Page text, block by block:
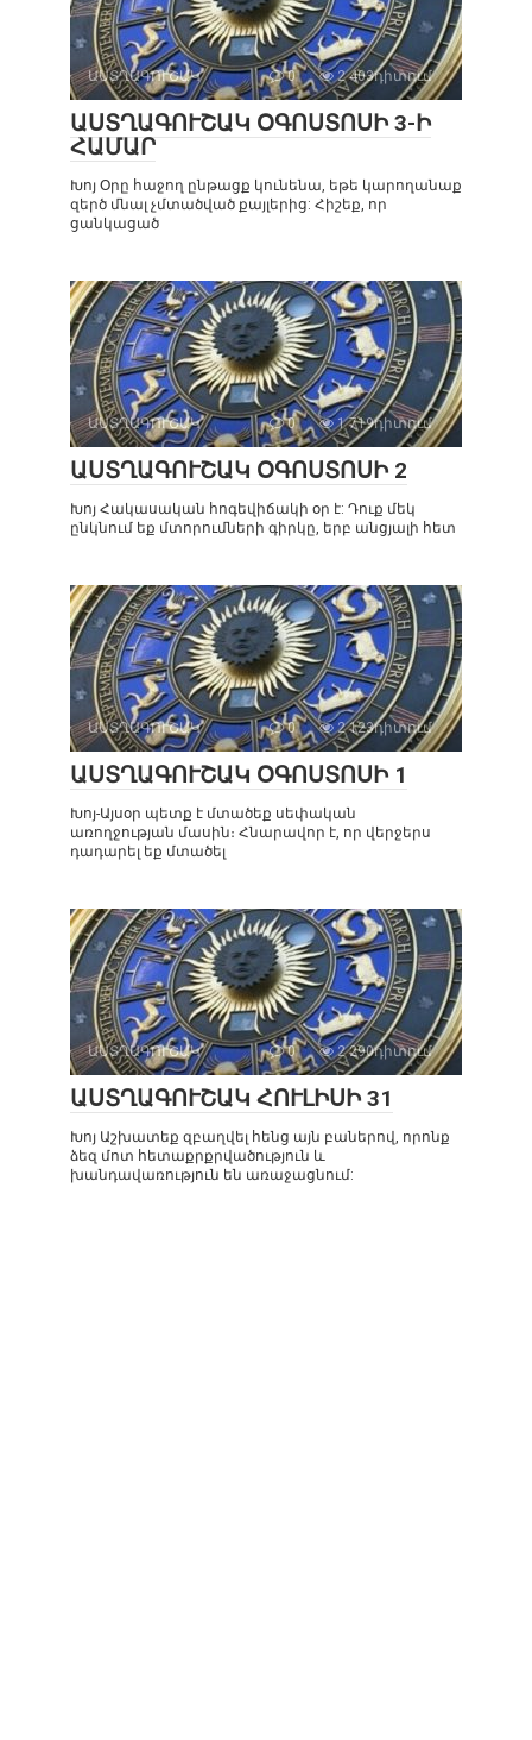
ԱՍՏՂԱԳՈՒՇԱԿ 0 2 403դիտում
ԱՍՏՂԱԳՈՒՇԱԿ ՕԳՈՍՏՈՍԻ 3-Ի
ՀԱՄԱՐ
Խոյ Օրը հաջող ընթացք կունենա, եթե կարողանաք
զերծ մնալ չմտածված քայլերից: Հիշեք, որ
ցանկացած
ԱՍՏՂԱԳՈՒՇԱԿ 0 1 719դիտում
ԱՍՏՂԱԳՈՒՇԱԿ ՕԳՈՍՏՈՍԻ 2
Խոյ Հակասական հոգեվիճակի օր է: Դուք մեկ
ընկնում եք մտորումների գիրկը, երբ անցյալի հետ
ԱՍՏՂԱԳՈՒՇԱԿ 0 2 123դիտում
ԱՍՏՂԱԳՈՒՇԱԿ ՕԳՈՍՏՈՍԻ 1
Խոյ-Այսօր պետք է մտածեք սեփական
առողջության մասին։ Հնարավոր է, որ վերջերս
դադարել եք մտածել
ԱՍՏՂԱԳՈՒՇԱԿ 0 2 290դիտում
ԱՍՏՂԱԳՈՒՇԱԿ ՀՈՒԼԻՍԻ 31
Խոյ Աշխատեք զբաղվել հենց այն բաներով, որոնք
ձեզ մոտ հետաքրքրվածություն և
խանդավառություն են առաջացնում: